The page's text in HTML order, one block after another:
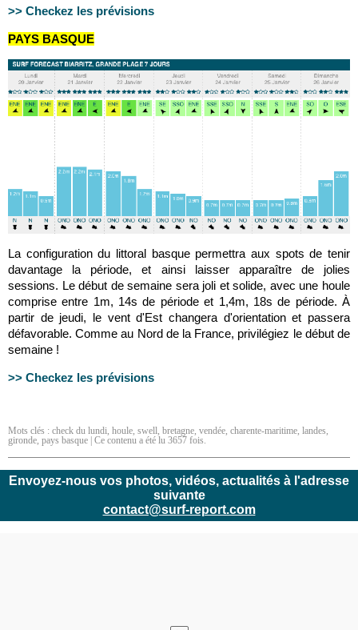
>> Checkez les prévisions
PAYS BASQUE
La configuration du littoral basque permettra aux spots de tenir
davantage la période, et ainsi laisser apparaître de jolies
sessions. Le début de semaine sera joli et solide, avec une houle
comprise entre 1m, 14s de période et 1,4m, 18s de période. À
partir de jeudi, le vent d'Est changera d'orientation et passera
défavorable. Comme au Nord de la France, privilégiez le début de
semaine !
>> Checkez les prévisions
Mots clés : check du lundi, houle, swell, bretagne, vendée, charente-maritime, landes,
gironde, pays basque | Ce contenu a été lu 3657 fois.
Envoyez-nous vos photos, vidéos, actualités à l'adresse
suivante
contact@surf-report.com